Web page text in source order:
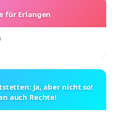
für Erlangen
Ja, aber nicht so!
auch Rechte!